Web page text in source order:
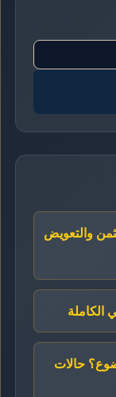
والتعويض
الكاملة
حالات